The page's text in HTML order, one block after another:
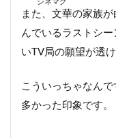
シネマグ
また、文華の家族
んでいるラストシ
いTV局の願望が透
こういっちゃなん
多かった印象です。